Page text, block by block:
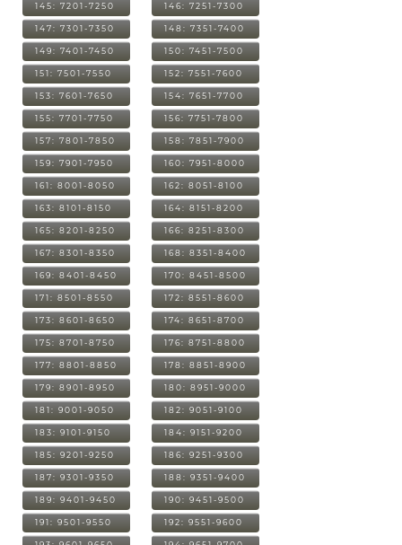
145: 7201-7250 146: 7251-7300
147: 7301-7350 148: 7351-7400
149: 7401-7450 150: 7451-7500
151: 7501-7550 152: 7551-7600
153: 7601-7650 154: 7651-7700
155: 7701-7750 156: 7751-7800
157: 7801-7850 158: 7851-7900
159: 7901-7950 160: 7951-8000
161: 8001-8050 162: 8051-8100
163: 8101-8150 164: 8151-8200
165: 8201-8250 166: 8251-8300
167: 8301-8350 168: 8351-8400
169: 8401-8450 170: 8451-8500
171: 8501-8550 172: 8551-8600
173: 8601-8650 174: 8651-8700
175: 8701-8750 176: 8751-8800
177: 8801-8850 178: 8851-8900
179: 8901-8950 180: 8951-9000
181: 9001-9050 182: 9051-9100
183: 9101-9150 184: 9151-9200
185: 9201-9250 186: 9251-9300
187: 9301-9350 188: 9351-9400
189: 9401-9450 190: 9451-9500
191: 9501-9550 192: 9551-9600